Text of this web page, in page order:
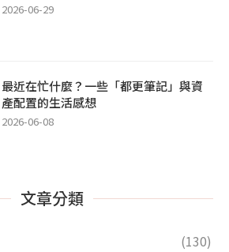
2026-06-29
最近在忙什麼？一些「都更筆記」與資
產配置的生活感想
2026-06-08
文章分類
(130)